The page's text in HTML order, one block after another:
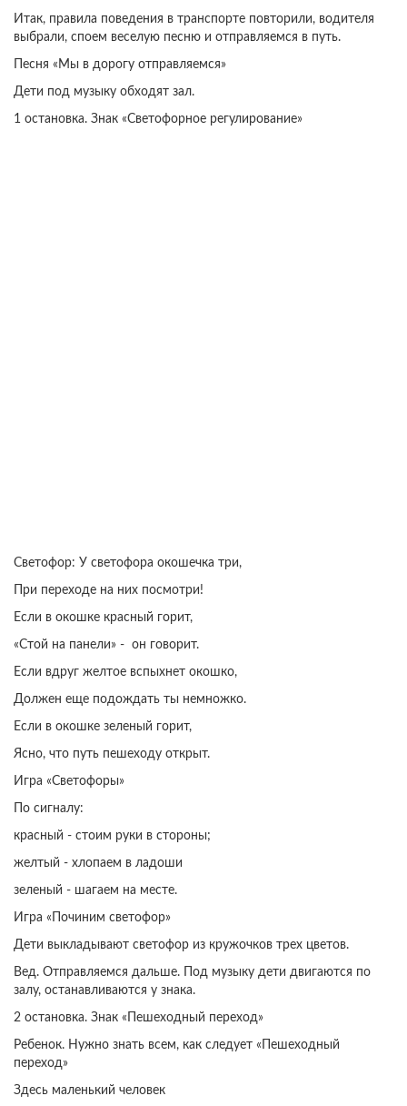
Итак, правила поведения в транспорте повторили, водителя
выбрали, споем веселую песню и отправляемся в путь.
Песня «Мы в дорогу отправляемся»
Дети под музыку обходят зал.
1 остановка. Знак «Светофорное регулирование»
Светофор: У светофора окошечка три,
При переходе на них посмотри!
Если в окошке красный горит,
«Стой на панели» - он говорит.
Если вдруг желтое вспыхнет окошко,
Должен еще подождать ты немножко.
Если в окошке зеленый горит,
Ясно, что путь пешеходу открыт.
Игра «Светофоры»
По сигналу:
красный - стоим руки в стороны;
желтый - хлопаем в ладоши
зеленый - шагаем на месте.
Игра «Починим светофор»
Дети выкладывают светофор из кружочков трех цветов.
Вед. Отправляемся дальше. Под музыку дети двигаются по
залу, останавливаются у знака.
2 остановка. Знак «Пешеходный переход»
Ребенок. Нужно знать всем, как следует «Пешеходный
переход»
Здесь маленький человек